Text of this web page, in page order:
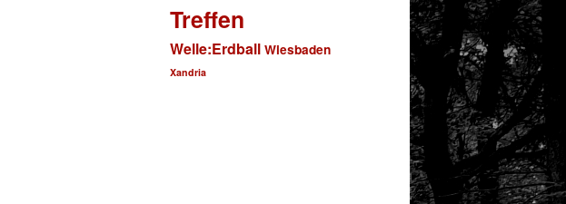
Treffen
Welle:Erdball Wiesbaden
Xandria